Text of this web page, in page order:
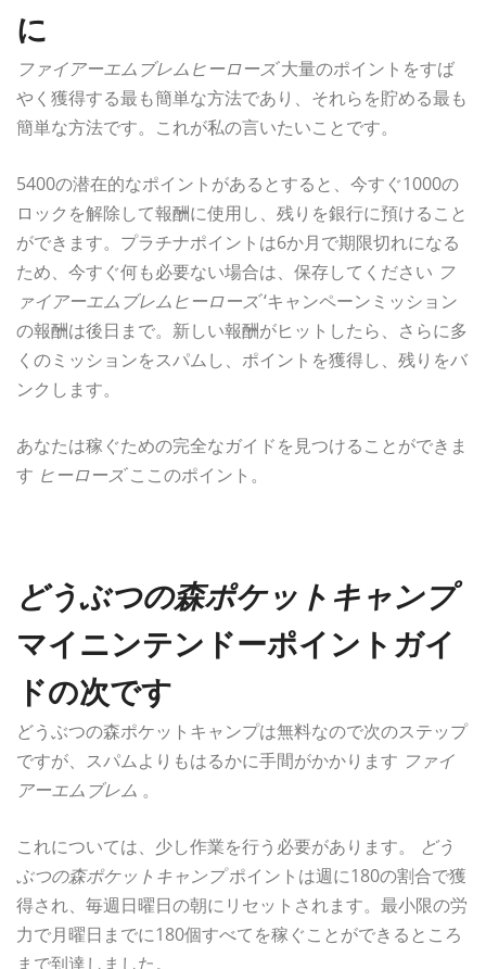
に
ファイアーエムブレムヒーローズ大量のポイントをすば
やく獲得する最も簡単な方法であり、それらを貯める最も
簡単な方法です。これが私の言いたいことです。
5400の潜在的なポイントがあるとすると、今すぐ1000の
ロックを解除して報酬に使用し、残りを銀行に預けること
ができます。プラチナポイントは6か月で期限切れになる
ため、今すぐ何も必要ない場合は、保存してください フ
ァイアーエムブレムヒーローズ‘キャンペーンミッション
の報酬は後日まで。新しい報酬がヒットしたら、さらに多
くのミッションをスパムし、ポイントを獲得し、残りをバ
ンクします。
あなたは稼ぐための完全なガイドを見つけることができま
す ヒーローズここのポイント。
どうぶつの森ポケットキャンプ
マイニンテンドーポイントガイ
ドの次です
どうぶつの森ポケットキャンプは無料なので次のステップ
ですが、スパムよりもはるかに手間がかかります ファイ
アーエムブレム 。
これについては、少し作業を行う必要があります。 どう
ぶつの森ポケットキャンプポイントは週に180の割合で獲
得され、毎週日曜日の朝にリセットされます。最小限の労
力で月曜日までに180個すべてを稼ぐことができるところ
まで到達しました。